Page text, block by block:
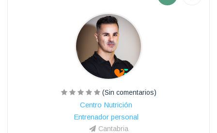
(Sin comentarios)
Centro Nutrición
Entrenador personal
Cantabria